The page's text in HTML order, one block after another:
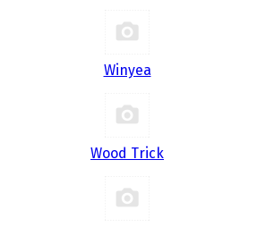
Winyea
Wood Trick